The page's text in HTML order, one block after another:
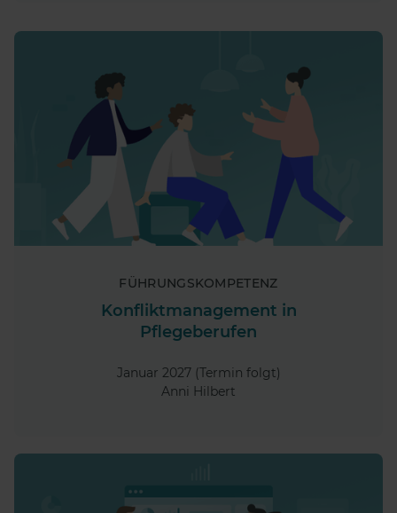
FÜHRUNGSKOMPETENZ
Konfliktmanagement in
Pflegeberufen
Januar 2027 (Termin folgt)
Anni Hilbert